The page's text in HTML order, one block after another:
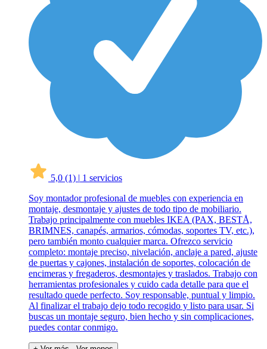
5,0 (1) | 1 servicios
Soy montador profesional de muebles con experiencia en
montaje, desmontaje y ajustes de todo tipo de mobiliario.
Trabajo principalmente con muebles IKEA (PAX, BESTÅ,
BRIMNES, canapés, armarios, cómodas, soportes TV, etc.),
pero también monto cualquier marca. Ofrezco servicio
completo: montaje preciso, nivelación, anclaje a pared, ajuste
de puertas y cajones, instalación de soportes, colocación de
encimeras y fregaderos, desmontajes y traslados. Trabajo con
herramientas profesionales y cuido cada detalle para que el
resultado quede perfecto. Soy responsable, puntual y limpio.
Al finalizar el trabajo dejo todo recogido y listo para usar. Si
buscas un montaje seguro, bien hecho y sin complicaciones,
puedes contar conmigo.